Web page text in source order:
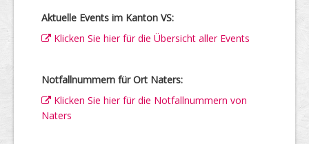
Aktuelle Events im Kanton VS:
Klicken Sie hier für die Übersicht aller Events
Notfallnummern für Ort Naters:
Klicken Sie hier für die Notfallnummern von
Naters